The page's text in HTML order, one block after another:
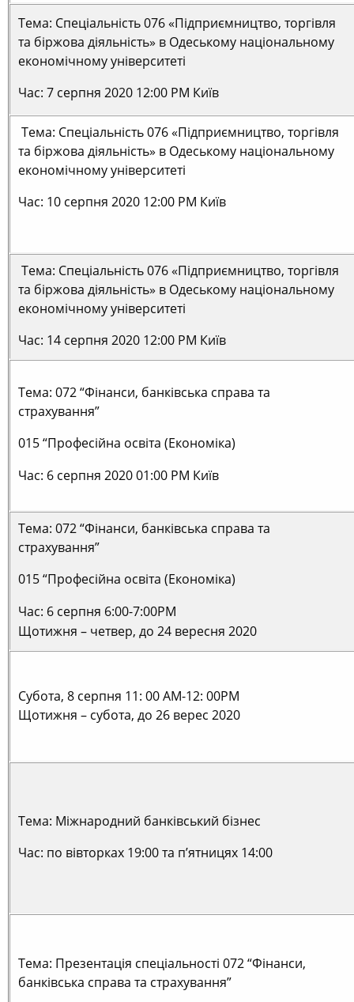
Тема: Спеціальність 076 «Підприємництво, торгівля
та біржова діяльність» в Одеському національному
економічному університеті
Час: 7 серпня 2020 12:00 PM Київ
Тема: Спеціальність 076 «Підприємництво, торгівля
та біржова діяльність» в Одеському національному
економічному університеті
Час: 10 серпня 2020 12:00 PM Київ
Тема: Спеціальність 076 «Підприємництво, торгівля
та біржова діяльність» в Одеському національному
економічному університеті
Час: 14 серпня 2020 12:00 PM Київ
Тема: 072 “Фінанси, банківська справа та
страхування”
015 “Професійна освіта (Економіка)
Час: 6 серпня 2020 01:00 РМ Київ
Тема: 072 “Фінанси, банківська справа та
страхування”
015 “Професійна освіта (Економіка)
Час: 6 серпня 6:00-7:00PM
Щотижня – четвер, до 24 вересня 2020
Субота, 8 серпня 11: 00 AM-12: 00PM
Щотижня – субота, до 26 верес 2020
Тема: Міжнародний банківський бізнес
Час: по вівторках 19:00 та п’ятницях 14:00
Тема: Презентація спеціальності 072 “Фінанси,
банківська справа та страхування”